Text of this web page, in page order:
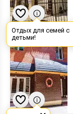
«Дел
Мар»
гостевой
дом
Отдых для семей с
детьми!